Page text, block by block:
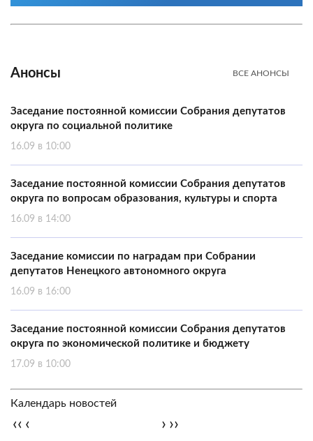
Анонсы ВСЕ АНОНСЫ
Заседание постоянной комиссии Собрания депутатов
округа по социальной политике
16.09 в 10:00
Заседание постоянной комиссии Собрания депутатов
округа по вопросам образования, культуры и спорта
16.09 в 14:00
Заседание комиссии по наградам при Собрании
депутатов Ненецкого автономного округа
16.09 в 16:00
Заседание постоянной комиссии Собрания депутатов
округа по экономической политике и бюджету
17.09 в 10:00
Календарь новостей
‹‹ ‹ › ››